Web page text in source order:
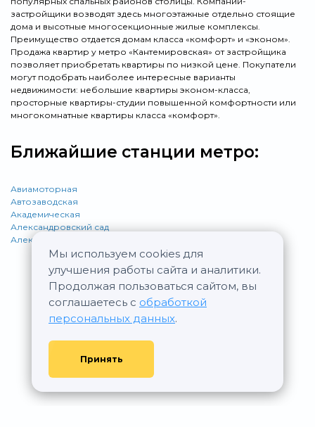
Мы используем cookies для
улучшения работы сайта и аналитики.
Продолжая пользоваться сайтом, вы
соглашаетесь с обработкой
персональных данных.
Принять
застройщики возводят здесь многоэтажные отдельно стоящие
дома и высотные многосекционные жилые комплексы.
Преимущество отдается домам класса «комфорт» и «эконом».
Продажа квартир у метро «Кантемировская» от застройщика
позволяет приобретать квартиры по низкой цене. Покупатели
могут подобрать наиболее интересные варианты
недвижимости: небольшие квартиры эконом-класса,
просторные квартиры-студии повышенной комфортности или
многокомнатные квартиры класса «комфорт».
Ближайшие станции метро:
Авиамоторная
Автозаводская
Академическая
Александровский сад
Алексеевская